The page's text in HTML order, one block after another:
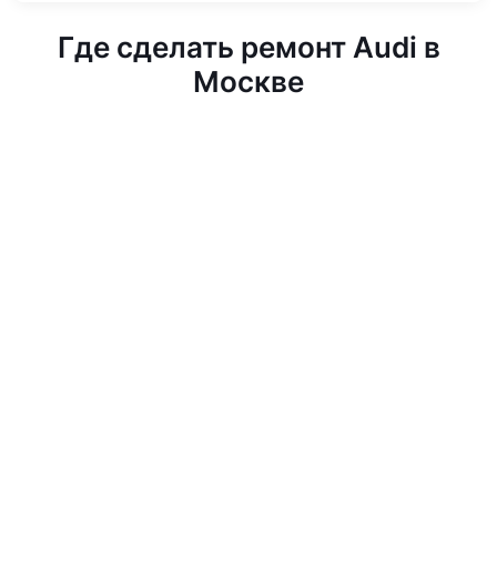
Где сделать ремонт Audi в
Москве